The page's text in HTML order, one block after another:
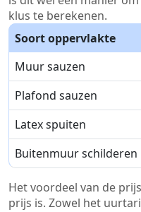
klus te berekenen.
Soort oppervlakte
Muur sauzen
Plafond sauzen
Latex spuiten
Buitenmuur schilderen
Het voordeel van de
prijs is. Zowel het